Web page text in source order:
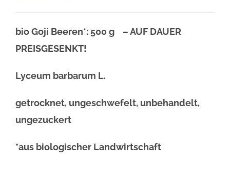
bio Goji Beeren*: 500 g – AUF DAUER
PREISGESENKT!
Lyceum barbarum L.
getrocknet, ungeschwefelt, unbehandelt,
ungezuckert
*aus biologischer Landwirtschaft